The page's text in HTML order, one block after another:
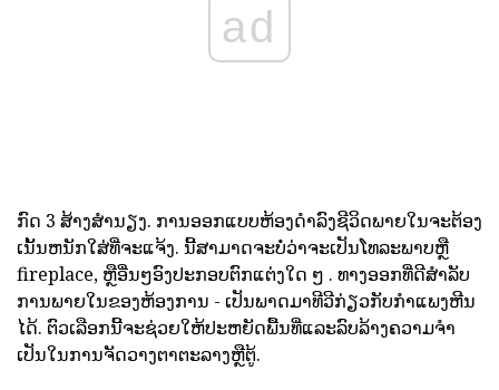
ad
ກົດ 3 ສ້າງສໍານຽງ. ການອອກແບບຫ້ອງດໍາລົງຊີວິດພາຍໃນຈະຕ້ອງ
ເນັ້ນຫນັກໃສ່ທີ່ຈະແຈ້ງ. ນີ້ສາມາດຈະບໍ່ວ່າຈະເປັນໂທລະພາບຫຼື
fireplace, ຫຼືອື່ນໆອົງປະກອບຕົກແຕ່ງໃດ ໆ . ທາງອອກທີ່ດີສໍາລັບ
ການພາຍໃນຂອງຫ້ອງການ - ເປັນພາດມາທີວີກ່ຽວກັບກໍາແພງຫີນ
ໄດ້. ຕົວເລືອກນີ້ຈະຊ່ວຍໃຫ້ປະຫຍັດພື້ນທີ່ແລະລົບລ້າງຄວາມຈໍາ
ເປັນໃນການຈັດວາງຕາຕະລາງຫຼືຕູ້.